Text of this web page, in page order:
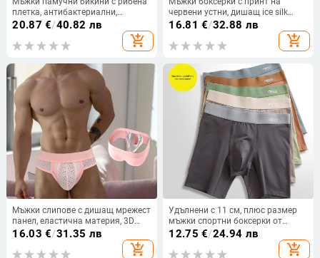
плетка, антибактериални,
опаковани в кутия, дишащи и
свободен крой, плюс размер
20.87 €/40.82 лв
add_shopping_cart
червени устни, дишащ ice silk
полиестер, средна талия.
16.81 €/32.88 лв
add_shopping_cart
Мъжки слипове с дишащ мрежест
панел, еластична материя, 3D
голям джоб, ниска талия
16.03 €/31.35 лв
add_shopping_cart
Удълнени с 11 см, плюс размер
мъжки спортни боксерки от
памук, дишащи, безшевни,
12.75 €/24.94 лв
add_shopping_cart